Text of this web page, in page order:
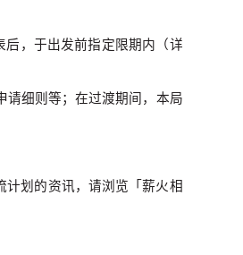
后，于出发前指定限期内（详
请细则等；在过渡期间，本局
计划的资讯，请浏览「薪火相